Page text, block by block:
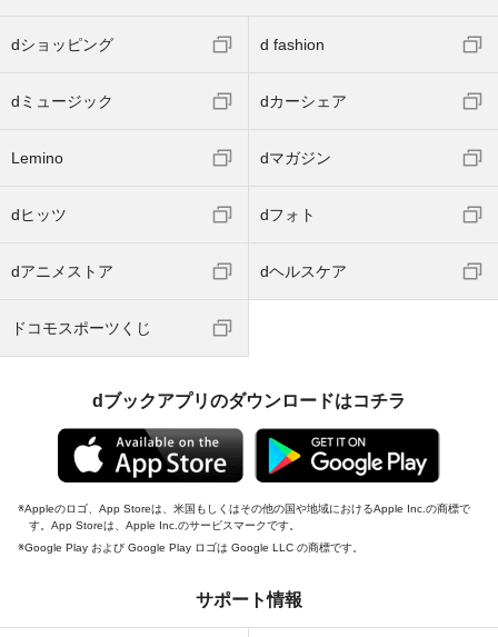
dショッピング d fashion
dミュージック dカーシェア
Lemino dマガジン
dヒッツ dフォト
dアニメストア dヘルスケア
ドコモスポーツくじ
dブックアプリのダウンロードはコチラ
Appleのロゴ、App Storeは、米国もしくはその他の国や地域におけるApple Inc.の商標で
す。App Storeは、Apple Inc.のサービスマークです。
Google Play および Google Play ロゴは Google LLC の商標です。
サポート情報